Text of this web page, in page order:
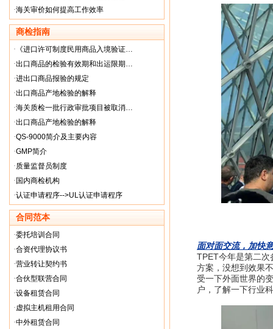
·海关审价如何提高工作效率
商检指南
· 《进口许可制度民用商品入境验证…
·出口商品的检验有效期和出运限期…
·进出口商品报验的规定
·出口商品产地检验的解释
·海关质检一批行政审批项目被取消…
·出口商品产地检验的解释
·QS-9000简介及主要内容
·GMP简介
·质量监督员制度
· 国内商检机构
·认证申请程序-->UL认证申请程序
合同范本
·委托培训合同
·合资代理协议书
·营业转让契约书
·合伙型联营合同
·设备租赁合同
·虚拟主机租用合同
·中外租赁合同
面对面交流，加快
TPET今年是第二
方案，没想到效果
受一下外面世界的
户，了解一下行业